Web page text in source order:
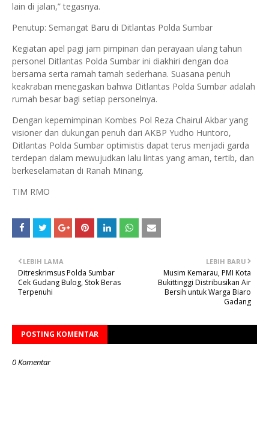
lain di jalan,” tegasnya.
Penutup: Semangat Baru di Ditlantas Polda Sumbar
Kegiatan apel pagi jam pimpinan dan perayaan ulang tahun
personel Ditlantas Polda Sumbar ini diakhiri dengan doa
bersama serta ramah tamah sederhana. Suasana penuh
keakraban menegaskan bahwa Ditlantas Polda Sumbar adalah
rumah besar bagi setiap personelnya.
Dengan kepemimpinan Kombes Pol Reza Chairul Akbar yang
visioner dan dukungan penuh dari AKBP Yudho Huntoro,
Ditlantas Polda Sumbar optimistis dapat terus menjadi garda
terdepan dalam mewujudkan lalu lintas yang aman, tertib, dan
berkeselamatan di Ranah Minang.
TIM RMO
LEBIH BARU
Musim Kemarau, PMI Kota
Bukittinggi Distribusikan Air
Bersih untuk Warga Biaro
Gadang
LEBIH LAMA
Ditreskrimsus Polda Sumbar
Cek Gudang Bulog, Stok Beras
Terpenuhi
POSTING KOMENTAR
0 Komentar